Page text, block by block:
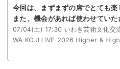
今回は、まずまずの席でとても楽
また、機会があれば使わせていた
07/04(土) 17:30 いわき芸術文化交
WA KOJI LIVE 2026 Higher &